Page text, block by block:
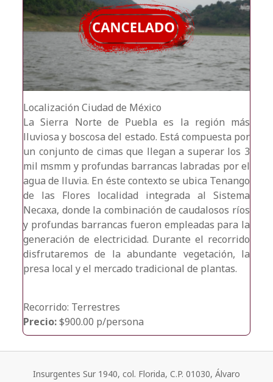
Localización Ciudad de México
La Sierra Norte de Puebla es la región más
lluviosa y boscosa del estado. Está compuesta por
un conjunto de cimas que llegan a superar los 3
mil msmm y profundas barrancas labradas por el
agua de lluvia. En éste contexto se ubica Tenango
de las Flores localidad integrada al Sistema
Necaxa, donde la combinación de caudalosos ríos
y profundas barrancas fueron empleadas para la
generación de electricidad. Durante el recorrido
disfrutaremos de la abundante vegetación, la
presa local y el mercado tradicional de plantas.
Recorrido: Terrestres
Precio:$900.00 p/persona
Insurgentes Sur 1940, col. Florida, C.P. 01030, Álvaro